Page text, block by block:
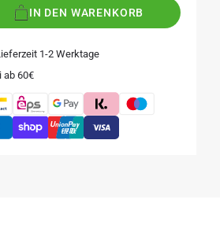
IN DEN WARENKORB
1-2 Werktage
ab 60€